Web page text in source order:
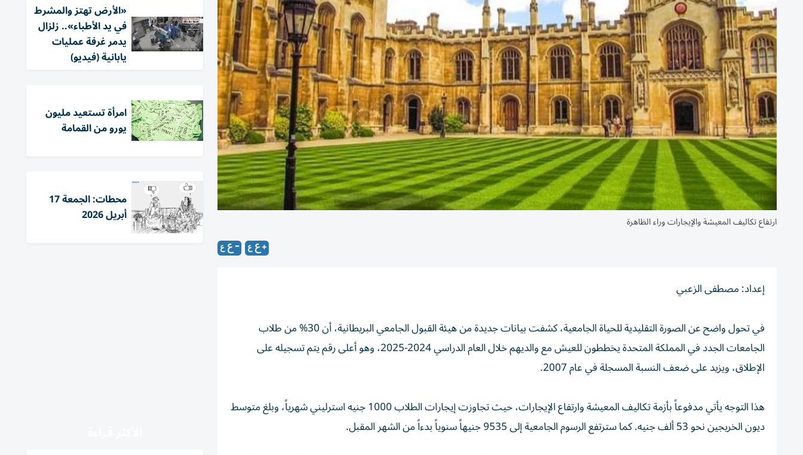
ارتفاع تكاليف المعيشة والإيجارات وراء الظاهرة
إعداد: مصطفى الزعبي
في تحول واضح عن الصورة التقليدية للحياة الجامعية، كشفت بيانات جديدة من هيئة القبول الجامعي البريطانية، أن 30% من طلاب
الجامعات الجدد في المملكة المتحدة يخططون للعيش مع والديهم خلال العام الدراسي 2024-2025، وهو أعلى رقم يتم تسجيله على
الإطلاق، ويزيد على ضعف النسبة المسجلة في عام 2007.
هذا التوجه يأتي مدفوعاً بأزمة تكاليف المعيشة وارتفاع الإيجارات، حيث تجاوزت إيجارات الطلاب 1000 جنيه استرليني شهرياً، وبلغ متوسط
ديون الخريجين نحو 53 ألف جنيه. كما سترتفع الرسوم الجامعية إلى 9535 جنيهاً سنوياً بدءاً من الشهر المقبل.
«الأرض تهتز والمشرط
في يد الأطباء».. زلزال
يدمر غرفة عمليات
يابانية (فيديو)
امرأة تستعيد مليون
يورو من القمامة
محطات: الجمعة 17
أبريل 2026